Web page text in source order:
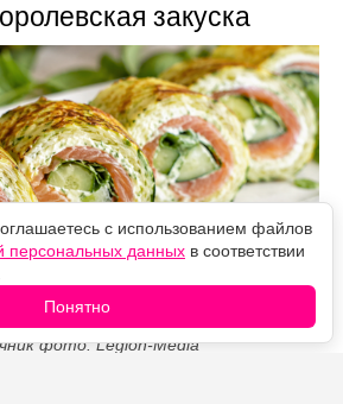
закуска
фото: Legion-Media
с использованием файлов
персональных данных в соответствии
Понятно